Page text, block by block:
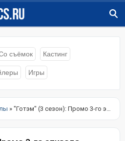
съёмок Кастинг
Игры
» "Готэм" (3 сезон): Промо 3-го эпизода "Посмотри в мои глаза"